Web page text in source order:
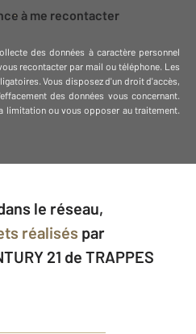
à me recontacter
des données à caractère personnel
recontacter par mail ou téléphone. Les
Vous disposez d'un droit d'accès,
des données vous concernant.
limitation ou vous opposer au traitement.
le réseau,
réalisés par
21 de TRAPPES